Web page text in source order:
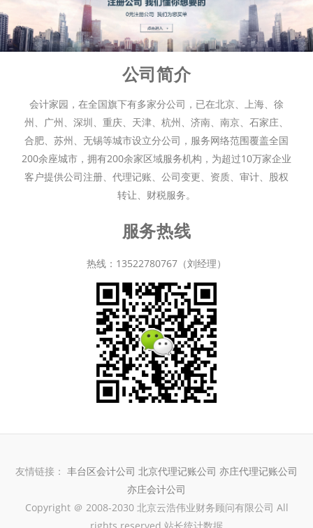
公司简介
会计家园，在全国旗下有多家分公司，已在北京、上海、徐
州、广州、深圳、重庆、天津、杭州、济南、南京、石家庄、
合肥、苏州、无锡等城市设立分公司，服务网络范围覆盖全国
200余座城市，拥有200余家区域服务机构，为超过10万家企业
客户提供公司注册、代理记账、公司变更、资质、审计、股权
转让、财税服务。
服务热线
热线：13522780767（刘经理）
友情链接： 丰台区会计公司 北京代理记账公司 亦庄代理记账公司
亦庄会计公司
Copyright ＠ 2008-2030 北京云浩伟业财务顾问有限公司 All